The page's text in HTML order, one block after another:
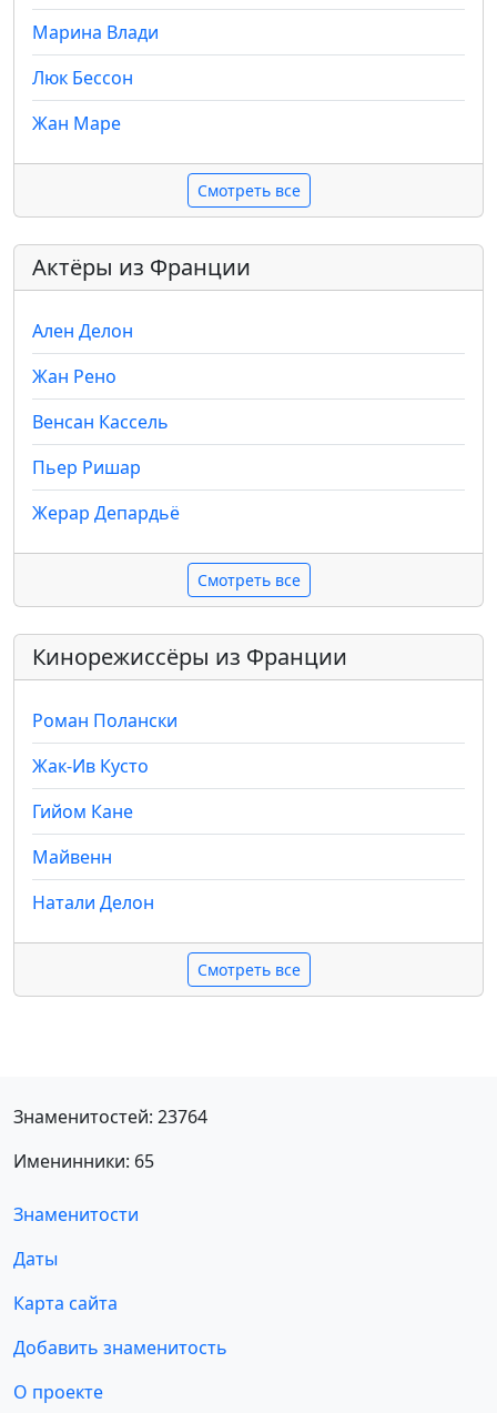
Марина Влади
Люк Бессон
Жан Маре
Смотреть все
Актёры из Франции
Ален Делон
Жан Рено
Венсан Кассель
Пьер Ришар
Жерар Депардьё
Смотреть все
Кинорежиссёры из Франции
Роман Полански
Жак-Ив Кусто
Гийом Кане
Майвенн
Натали Делон
Смотреть все
Знаменитостей: 23764
Именинники: 65
Знаменитости
Даты
Карта сайта
Добавить знаменитость
О проекте